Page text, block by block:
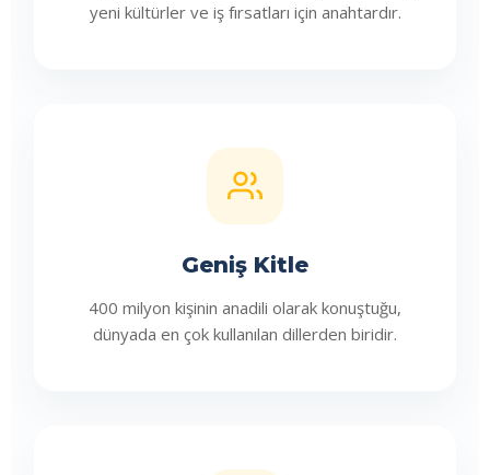
yeni kültürler ve iş fırsatları için anahtardır.
Geniş Kitle
400 milyon kişinin anadili olarak konuştuğu,
dünyada en çok kullanılan dillerden biridir.